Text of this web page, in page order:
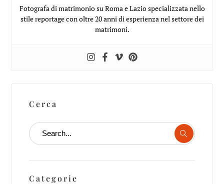
Fotografa di matrimonio su Roma e Lazio specializzata nello
stile reportage con oltre 20 anni di esperienza nel settore dei
matrimoni.
Cerca
Categorie